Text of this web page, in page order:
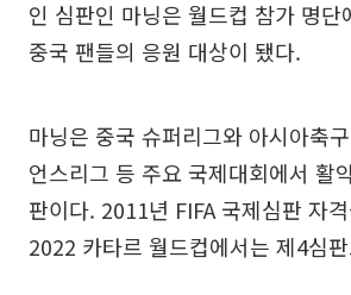
인 심판인 마닝은 월드컵 참가 명단
중국 팬들의 응원 대상이 됐다.
마닝은 중국 슈퍼리그와 아시아축
언스리그 등 주요 국제대회에서 활
판이다. 2011년 FIFA 국제심판 자
2022 카타르 월드컵에서는 제4심